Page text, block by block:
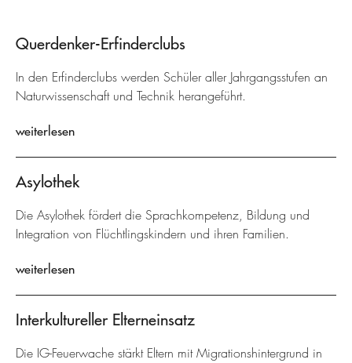
Querdenker-Erfinderclubs
In den Erfinderclubs werden Schüler aller Jahrgangsstufen an
Naturwissenschaft und Technik herangeführt.
weiterlesen
Asylothek
Die Asylothek fördert die Sprachkompetenz, Bildung und
Integration von Flüchtlingskindern und ihren Familien.
weiterlesen
Interkultureller Elterneinsatz
Die IG-Feuerwache stärkt Eltern mit Migrationshintergrund in